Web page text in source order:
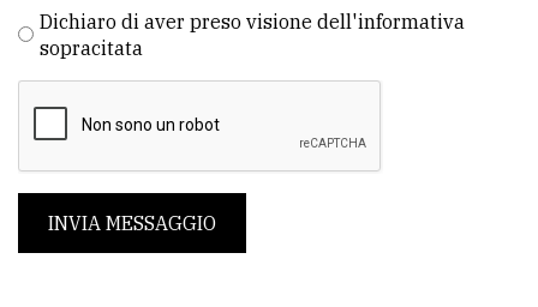
Dichiaro di aver preso visione dell'informativa
sopracitata
INVIA MESSAGGIO